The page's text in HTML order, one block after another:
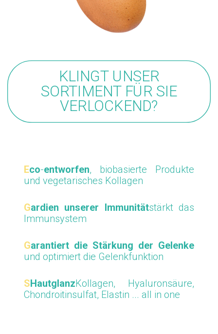
KLINGT UNSER
SORTIMENT FÜR SIE
VERLOCKEND?
Eco-entworfen, biobasierte Produkte
und vegetarisches Kollagen
Gardien unserer Immunitätstärkt das
Immunsystem
Garantiert die Stärkung der Gelenke
und optimiert die Gelenkfunktion
SHautglanzKollagen, Hyaluronsäure,
Chondroitinsulfat, Elastin ... all in one